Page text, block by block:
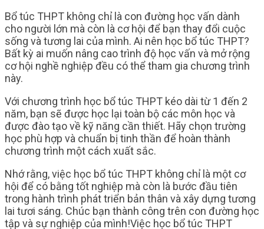
Bổ túc THPT không chỉ là con đường học vấn dành
cho người lớn mà còn là cơ hội để bạn thay đổi cuộc
sống và tương lai của mình. Ai nên học bổ túc THPT?
Bất kỳ ai muốn nâng cao trình độ học vấn và mở rộng
cơ hội nghề nghiệp đều có thể tham gia chương trình
này.
Với chương trình học bổ túc THPT kéo dài từ 1 đến 2
năm, bạn sẽ được học lại toàn bộ các môn học và
được đào tạo về kỹ năng cần thiết. Hãy chọn trường
học phù hợp và chuẩn bị tinh thần để hoàn thành
chương trình một cách xuất sắc.
Nhớ rằng, việc học bổ túc THPT không chỉ là một cơ
hội để có bằng tốt nghiệp mà còn là bước đầu tiên
trong hành trình phát triển bản thân và xây dựng tương
lai tươi sáng. Chúc bạn thành công trên con đường học
tập và sự nghiệp của mình!Việc học bổ túc THPT